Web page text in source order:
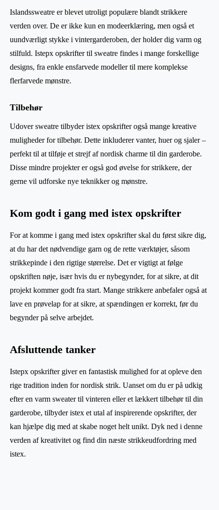
Islandssweatre er blevet utroligt populære blandt strikkere
verden over. De er ikke kun en modeerklæring, men også et
uundværligt stykke i vintergarderoben, der holder dig varm og
stilfuld. Istepx opskrifter til sweatre findes i mange forskellige
designs, fra enkle ensfarvede modeller til mere komplekse
flerfarvede mønstre.
Tilbehør
Udover sweatre tilbyder istex opskrifter også mange kreative
muligheder for tilbehør. Dette inkluderer vanter, huer og sjaler –
perfekt til at tilføje et strejf af nordisk charme til din garderobe.
Disse mindre projekter er også god øvelse for strikkere, der
gerne vil udforske nye teknikker og mønstre.
Kom godt i gang med istex opskrifter
For at komme i gang med istex opskrifter skal du først sikre dig,
at du har det nødvendige garn og de rette værktøjer, såsom
strikkepinde i den rigtige størrelse. Det er vigtigt at følge
opskriften nøje, især hvis du er nybegynder, for at sikre, at dit
projekt kommer godt fra start. Mange strikkere anbefaler også at
lave en prøvelap for at sikre, at spændingen er korrekt, før du
begynder på selve arbejdet.
Afsluttende tanker
Istepx opskrifter giver en fantastisk mulighed for at opleve den
rige tradition inden for nordisk strik. Uanset om du er på udkig
efter en varm sweater til vinteren eller et lækkert tilbehør til din
garderobe, tilbyder istex et utal af inspirerende opskrifter, der
kan hjælpe dig med at skabe noget helt unikt. Dyk ned i denne
verden af kreativitet og find din næste strikkeudfordring med
istex.